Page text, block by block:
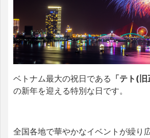
ベトナム最大の祝日である 「テト(旧
の新年を迎える特別な日です。
全国各地で華やかなイベントが繰り